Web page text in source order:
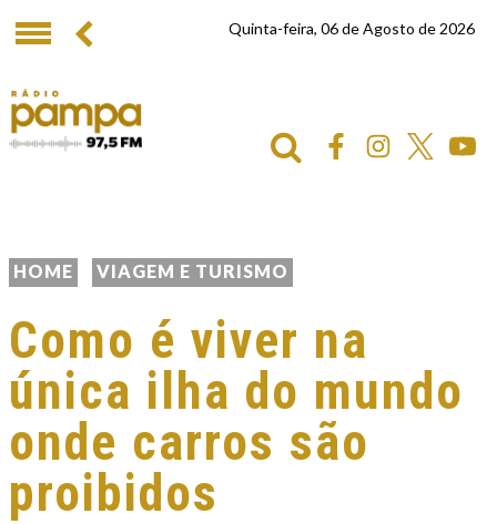
Quinta-feira, 06 de Agosto de 2026
HOME VIAGEM E TURISMO
Como é viver na
única ilha do mundo
onde carros são
proibidos